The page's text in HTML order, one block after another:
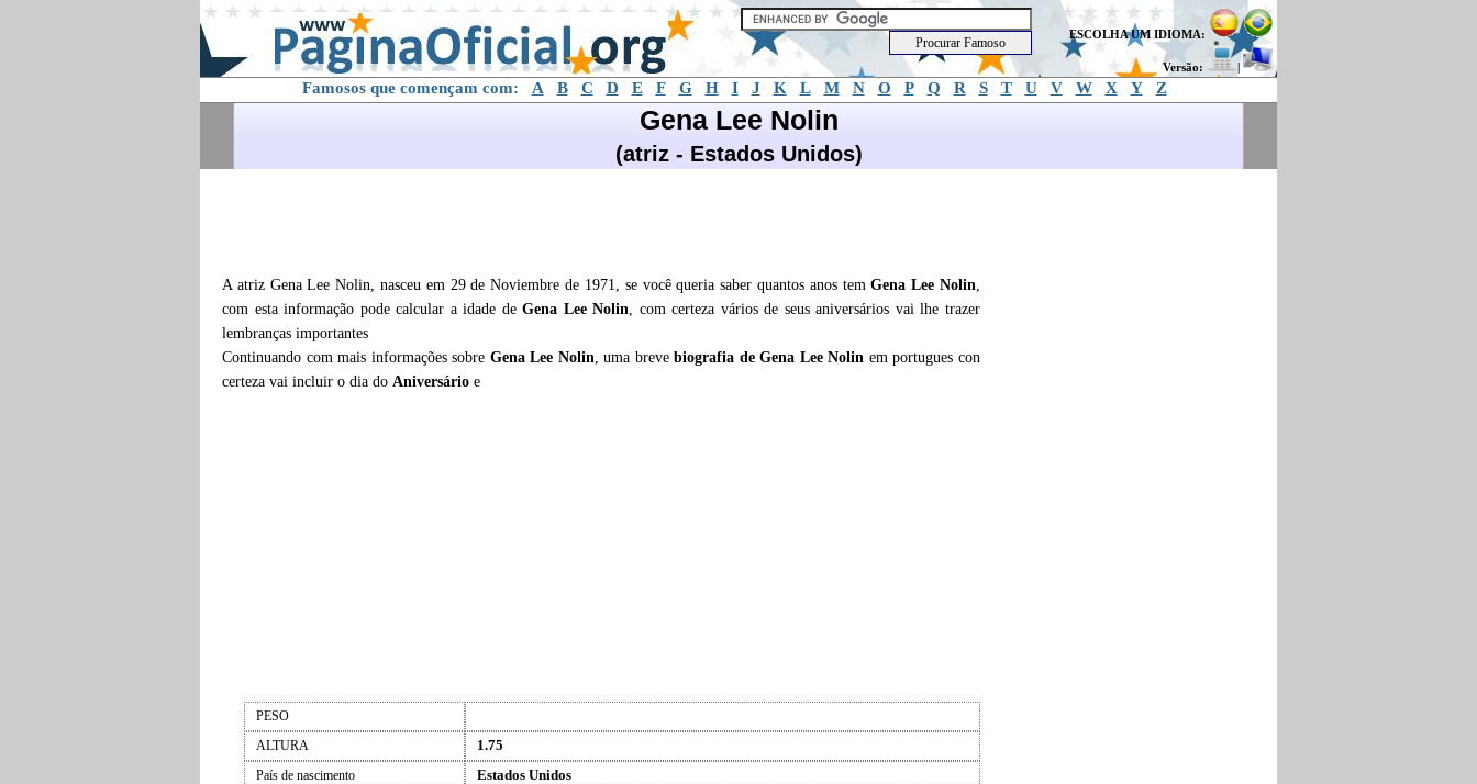
ESCOLHA UM IDIOMA:
Versão: |
Famosos que començam com: A B C D E F G H I J K L M N O P Q R S T U V W X Y Z
Gena Lee Nolin
(atriz - Estados Unidos)
A atriz Gena Lee Nolin, nasceu em 29 de Noviembre de 1971, se você queria saber quantos anos temGena Lee Nolin,
com esta informação pode calcular a idade deGena Lee Nolin, com certeza vários de seus aniversários vai lhe trazer
lembranças importantes
Continuando com mais informações sobre Gena Lee Nolin, uma brevebiografia deGena Lee Nolin em portugues con
certeza vai incluir o dia do Aniversário e
PESO
ALTURA
1.75
País de nascimento Estados Unidos